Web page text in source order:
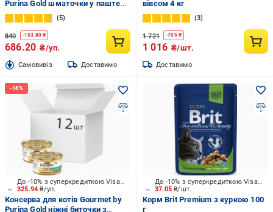
Purina Gold шматочки у паштеті
з кроликом 24 шт. 85 г
5
840 -153.80 ₴
686.20 ₴/уп.
Cамовивіз Доставимо
вівсом 4 кг
3
1 721 -705₴
1 016 ₴/шт.
Доставимо
325.94₴/уп.
До -10% з суперкредиткою Visa Вигода
Консерва для котів Gourmet by
Purina Gold ніжні биточки з
37.05₴/шт.
До -10% з суперкредиткою Visa Вигода
Корм Brit Premium з куркою 100
г